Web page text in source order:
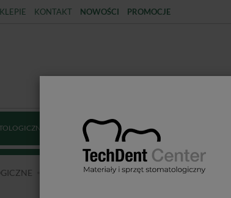
KONTAKT NOWOŚCI PROMOCJE
DEZYNFEKCJA STERYLIZACJA
AKCESORIA DO POLEROWANIA Diamond